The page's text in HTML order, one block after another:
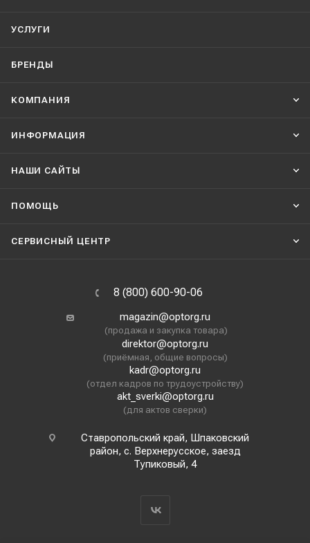
УСЛУГИ
БРЕНДЫ
КОМПАНИЯ
ИНФОРМАЦИЯ
НАШИ CАЙТЫ
ПОМОЩЬ
СЕРВИСНЫЙ ЦЕНТР
8 (800) 600-90-06
magazin@optorg.ru
(продажа и закупка товара)
direktor@optorg.ru
(приёмная, общие вопросы)
kadr@optorg.ru
(отдел кадров по трудоустройству)
akt_sverki@optorg.ru
(для актов сверки)
Ставропольский край, Шпаковский
район, с. Верхнерусское, заезд
Тупиковый, 4